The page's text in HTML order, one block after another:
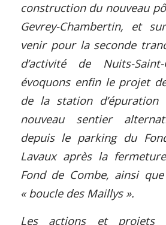
construction du nouveau
Gevrey-Chambertin, et
venir pour la seconde
d’activité de Nuits-
évoquons enfin le projet
de la station
nouveau sentier
depuis le parking du
Lavaux après la
Fond de Combe, ainsi
« boucle des Maillys ».
Les actions et